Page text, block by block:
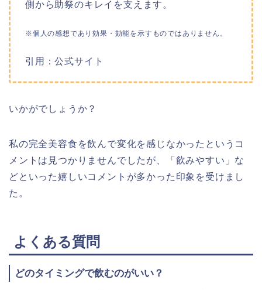
側から助祭のキレイを支えます。
※個人の感想であり効果・効能を示すものではありません。
引用：公式サイト
いかがでしょうか？
私の完全美容食 を飲んで変化を感じなかったというコ
メントは見つかりませんでしたが、「飲みやすい」な
どといった嬉しいコメントが多かった印象を受けまし
た。
よくある質問
どのタイミングで飲むのがいい？